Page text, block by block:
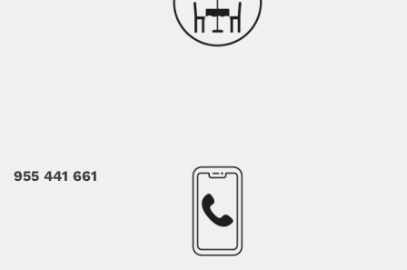
955 441 661